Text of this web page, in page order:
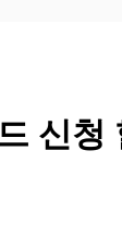
신청